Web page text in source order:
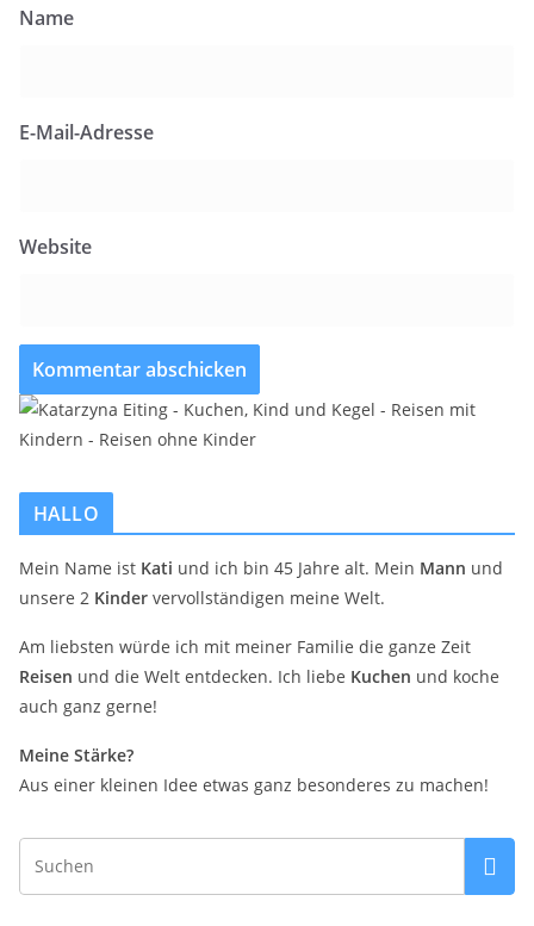
Name
E-Mail-Adresse
Website
HALLO
Mein Name ist Kati und ich bin 45 Jahre alt. Mein Mann und
unsere 2 Kinder vervollständigen meine Welt.
Am liebsten würde ich mit meiner Familie die ganze Zeit
Reisen und die Welt entdecken. Ich liebe Kuchen und koche
auch ganz gerne!
Meine Stärke?
Aus einer kleinen Idee etwas ganz besonderes zu machen!